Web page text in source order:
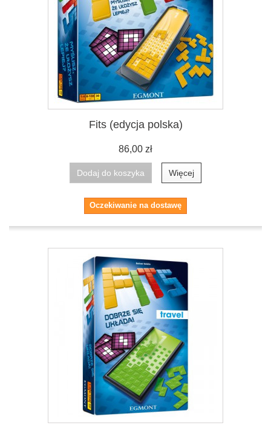
Fits (edycja polska)
86,00 zł
Dodaj do koszyka Więcej
Oczekiwanie na dostawę